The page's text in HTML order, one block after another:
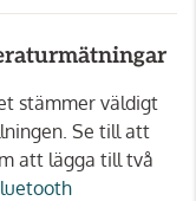
stämmer väldigt
Se till att
att lägga till två